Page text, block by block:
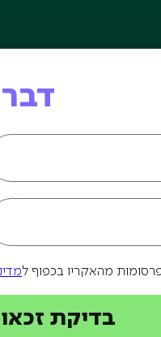
מהאקריו בכפוף ל
בדיקת